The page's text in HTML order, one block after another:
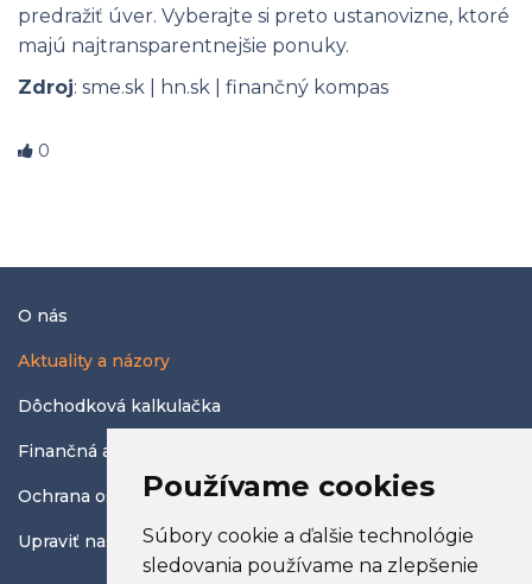
Používame cookies
Súbory cookie a ďalšie technológie
sledovania používame na zlepšenie
predražiť úver. Vyberajte si preto ustanovizne, ktoré
majú najtransparentnejšie ponuky.
Zdroj: sme.sk hn.sk finančný kompas
0
O nás
Aktuality a názory
Dôchodková kalkulačka
Finančná abeceda
Ochrana osobných údajov
Upraviť nastavenia COOKIES